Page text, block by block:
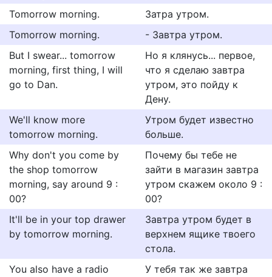
Tomorrow morning.
Затра утром.
Tomorrow morning.
- Завтра утром.
But I swear... tomorrow
morning, first thing, I will
go to Dan.
Но я клянусь... первое,
что я сделаю завтра
утром, это пойду к
Дену.
We'll know more
tomorrow morning.
Утром будет известно
больше.
Why don't you come by
the shop tomorrow
morning, say around 9 :
00?
Почему бы тебе не
зайти в магазин завтра
утром скажем около 9 :
00?
It'll be in your top drawer
by tomorrow morning.
Завтра утром будет в
верхнем ящике твоего
стола.
You also have a radio
У тебя так же завтра